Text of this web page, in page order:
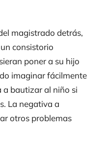
magistrado detrás,
consistorio
poner a su hijo
imaginar fácilmente
a bautizar al niño si
La negativa a
otros problemas